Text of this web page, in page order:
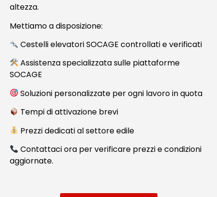
altezza.
Mettiamo a disposizione:
Cestelli elevatori SOCAGE controllati e verificati
Assistenza specializzata sulle piattaforme
SOCAGE
Soluzioni personalizzate per ogni lavoro in quota
Tempi di attivazione brevi
Prezzi dedicati al settore edile
Contattaci ora per verificare prezzi e condizioni
aggiornate.